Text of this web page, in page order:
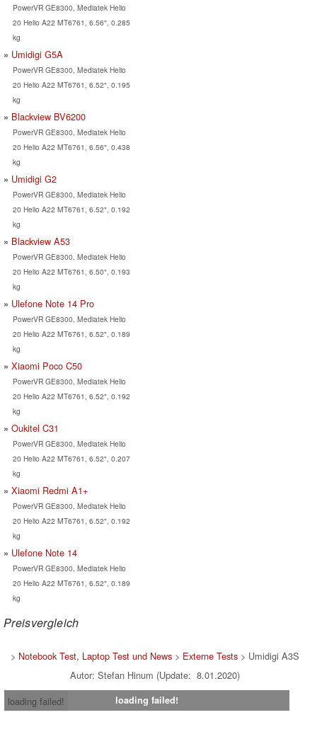
PowerVR GE8300, Mediatek Helio
20 Helio A22 MT6761, 6.56", 0.285
kg
Umidigi G5A
PowerVR GE8300, Mediatek Helio
20 Helio A22 MT6761, 6.52", 0.195
kg
Blackview BV6200
PowerVR GE8300, Mediatek Helio
20 Helio A22 MT6761, 6.56", 0.438
kg
Umidigi G2
PowerVR GE8300, Mediatek Helio
20 Helio A22 MT6761, 6.52", 0.192
kg
Blackview A53
PowerVR GE8300, Mediatek Helio
20 Helio A22 MT6761, 6.50", 0.193
kg
Ulefone Note 14 Pro
PowerVR GE8300, Mediatek Helio
20 Helio A22 MT6761, 6.52", 0.189
kg
Xiaomi Poco C50
PowerVR GE8300, Mediatek Helio
20 Helio A22 MT6761, 6.52", 0.192
kg
Oukitel C31
PowerVR GE8300, Mediatek Helio
20 Helio A22 MT6761, 6.52", 0.207
kg
Xiaomi Redmi A1+
PowerVR GE8300, Mediatek Helio
20 Helio A22 MT6761, 6.52", 0.192
kg
Ulefone Note 14
PowerVR GE8300, Mediatek Helio
20 Helio A22 MT6761, 6.52", 0.189
kg
Preisvergleich
> Notebook Test, Laptop Test und News > Externe Tests > Umidigi A3S
Autor: Stefan Hinum (Update: 8.01.2020)
loading failed!
loading failed!